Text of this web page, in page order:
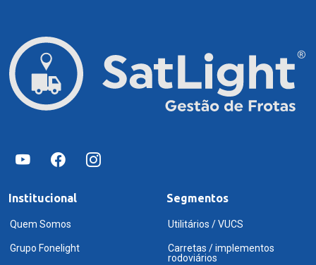
Institucional
Quem Somos
Grupo Fonelight
Segmentos
Utilitários / VUCS
Carretas / implementos
rodoviários